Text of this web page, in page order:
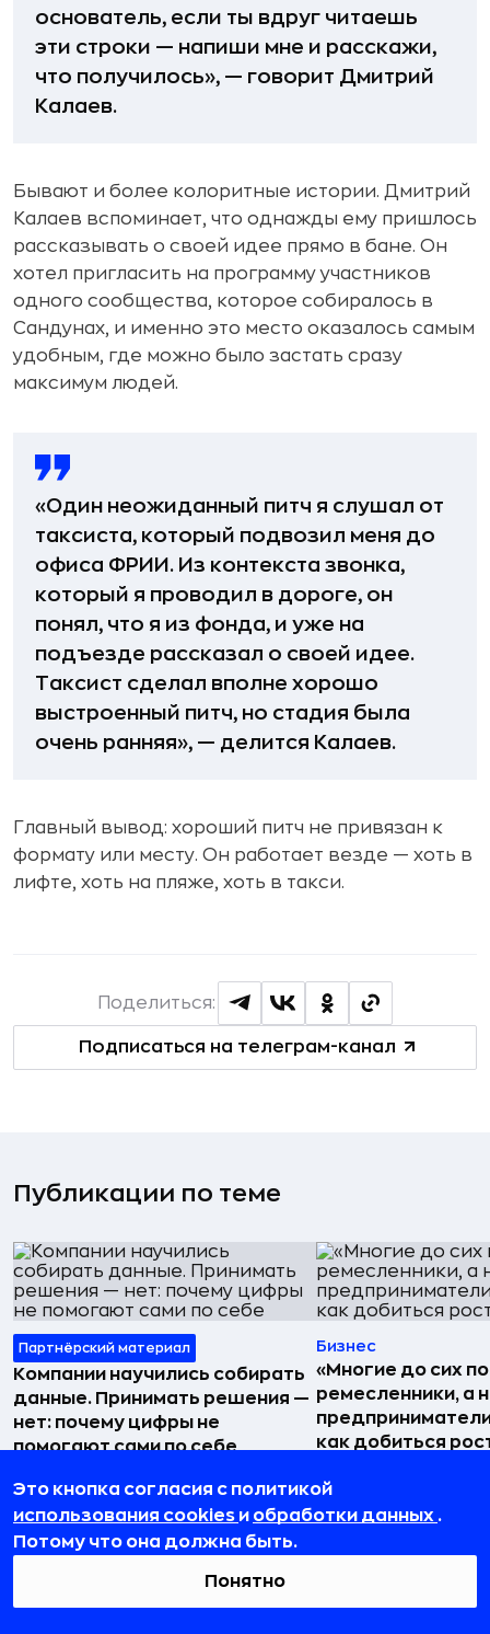
основатель, если ты вдруг читаешь
эти строки — напиши мне и расскажи,
что получилось», — говорит Дмитрий
Калаев.
Бывают и более колоритные истории. Дмитрий
Калаев вспоминает, что однажды ему пришлось
рассказывать о своей идее прямо в бане. Он
хотел пригласить на программу участников
одного сообщества, которое собиралось в
Сандунах, и именно это место оказалось самым
удобным, где можно было застать сразу
максимум людей.
«Один неожиданный питч я слушал от
таксиста, который подвозил меня до
офиса ФРИИ. Из контекста звонка,
который я проводил в дороге, он
понял, что я из фонда, и уже на
подъезде рассказал о своей идее.
Таксист сделал вполне хорошо
выстроенный питч, но стадия была
очень ранняя», — делится Калаев.
Главный вывод: хороший питч не привязан к
формату или месту. Он работает везде — хоть в
лифте, хоть на пляже, хоть в такси.
Подписаться на телеграм-канал
Поделиться:
Публикации по теме
Партнёрский материал
Компании научились собирать
данные. Принимать решения —
нет: почему цифры не
помогают сами по себе
Бизнес
«Многие до сих
ремесленники, а
как добиться
Это кнопка согласия с политикой
использования cookies и обработки данных .
Потому что она должна быть.
Понятно